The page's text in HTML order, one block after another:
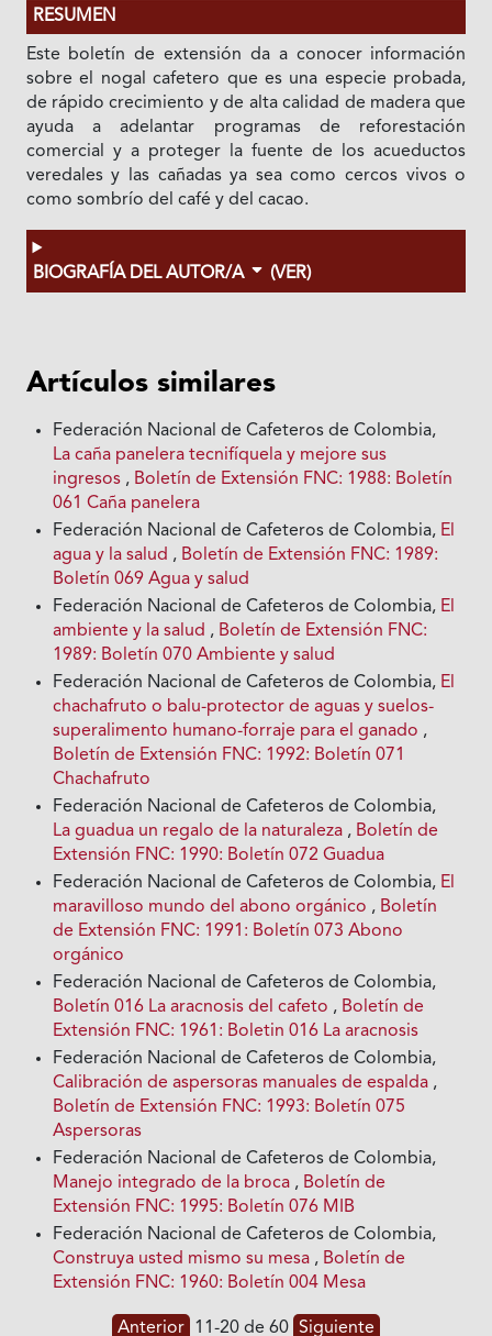
RESUMEN
Este boletín de extensión da a conocer información
sobre el nogal cafetero que es una especie probada,
de rápido crecimiento y de alta calidad de madera que
ayuda a adelantar programas de reforestación
comercial y a proteger la fuente de los acueductos
veredales y las cañadas ya sea como cercos vivos o
como sombrío del café y del cacao.
BIOGRAFÍA DEL AUTOR/A (VER)
Artículos similares
Federación Nacional de Cafeteros de Colombia,
La caña panelera tecnifíquela y mejore sus
ingresos , Boletín de Extensión FNC: 1988: Boletín
061 Caña panelera
Federación Nacional de Cafeteros de Colombia, El
agua y la salud , Boletín de Extensión FNC: 1989:
Boletín 069 Agua y salud
Federación Nacional de Cafeteros de Colombia, El
ambiente y la salud , Boletín de Extensión FNC:
1989: Boletín 070 Ambiente y salud
Federación Nacional de Cafeteros de Colombia, El
chachafruto o balu-protector de aguas y suelos-
superalimento humano-forraje para el ganado ,
Boletín de Extensión FNC: 1992: Boletín 071
Chachafruto
Federación Nacional de Cafeteros de Colombia,
La guadua un regalo de la naturaleza , Boletín de
Extensión FNC: 1990: Boletín 072 Guadua
Federación Nacional de Cafeteros de Colombia, El
maravilloso mundo del abono orgánico , Boletín
de Extensión FNC: 1991: Boletín 073 Abono
orgánico
Federación Nacional de Cafeteros de Colombia,
Boletín 016 La aracnosis del cafeto , Boletín de
Extensión FNC: 1961: Boletin 016 La aracnosis
Federación Nacional de Cafeteros de Colombia,
Calibración de aspersoras manuales de espalda ,
Boletín de Extensión FNC: 1993: Boletín 075
Aspersoras
Federación Nacional de Cafeteros de Colombia,
Manejo integrado de la broca , Boletín de
Extensión FNC: 1995: Boletín 076 MIB
Federación Nacional de Cafeteros de Colombia,
Construya usted mismo su mesa , Boletín de
Extensión FNC: 1960: Boletín 004 Mesa
Anterior 11-20 de 60 Siguiente